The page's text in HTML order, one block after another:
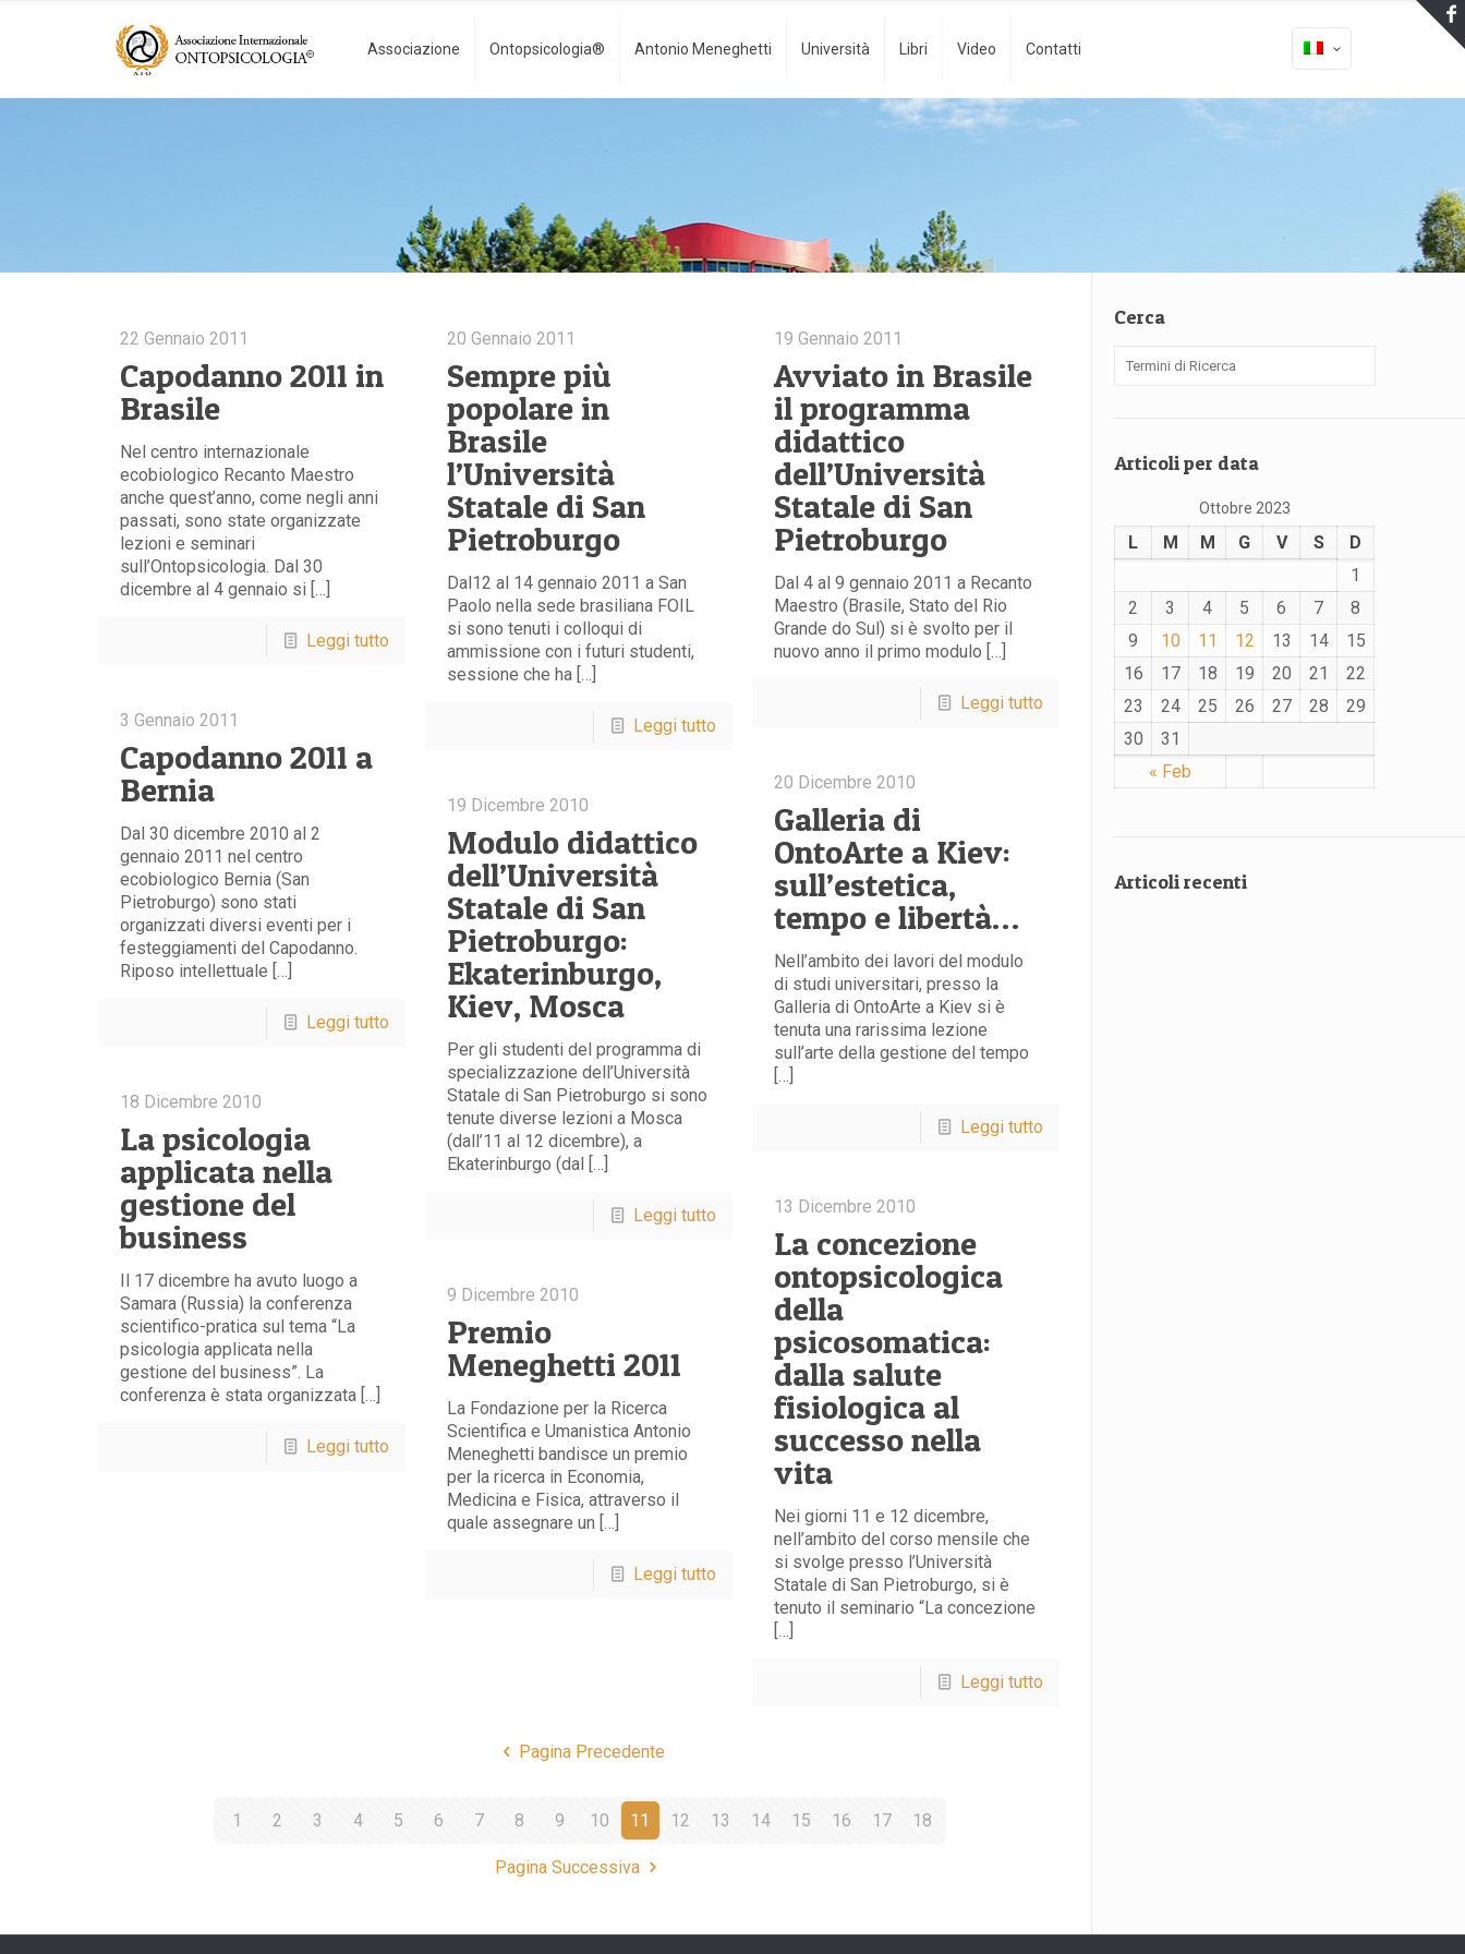
Associazione Ontopsicologia® Antonio Meneghetti Università Libri Video Contatti
22 Gennaio 2011
Capodanno 2011 in
Brasile
Nel centro internazionale
ecobiologico Recanto Maestro
anche quest’anno, come negli anni
passati, sono state organizzate
lezioni e seminari
sull’Ontopsicologia. Dal 30
dicembre al 4 gennaio si […]
Leggi tutto
20 Gennaio 2011
Sempre più
popolare in
Brasile
l’Università
Statale di San
Pietroburgo
Dal12 al 14 gennaio 2011 a San
Paolo nella sede brasiliana FOIL
si sono tenuti i colloqui di
ammissione con i futuri studenti,
sessione che ha […]
Leggi tutto
19 Gennaio 2011
Avviato in Brasile
il programma
didattico
dell’Università
Statale di San
Pietroburgo
Dal 4 al 9 gennaio 2011 a Recanto
Maestro (Brasile, Stato del Rio
Grande do Sul) si è svolto per il
nuovo anno il primo modulo […]
Leggi tutto
3 Gennaio 2011
Capodanno 2011 a
Bernia
Dal 30 dicembre 2010 al 2
gennaio 2011 nel centro
ecobiologico Bernia (San
Pietroburgo) sono stati
organizzati diversi eventi per i
festeggiamenti del Capodanno.
Riposo intellettuale […]
Leggi tutto
20 Dicembre 2010
Galleria di
OntoArte a Kiev:
sull’estetica,
tempo e libertà…
Nell’ambito dei lavori del modulo
di studi universitari, presso la
Galleria di OntoArte a Kiev si è
tenuta una rarissima lezione
sull’arte della gestione del tempo
[…]
Leggi tutto
19 Dicembre 2010
Modulo didattico
dell’Università
Statale di San
Pietroburgo:
Ekaterinburgo,
Kiev, Mosca
Per gli studenti del programma di
specializzazione dell’Università
Statale di San Pietroburgo si sono
tenute diverse lezioni a Mosca
(dall’11 al 12 dicembre), a
Ekaterinburgo (dal […]
Leggi tutto
18 Dicembre 2010
La psicologia
applicata nella
gestione del
business
Il 17 dicembre ha avuto luogo a
Samara (Russia) la conferenza
scientifico-pratica sul tema “La
psicologia applicata nella
gestione del business”. La
conferenza è stata organizzata […]
Leggi tutto
13 Dicembre 2010
La concezione
ontopsicologica
della
psicosomatica:
dalla salute
fisiologica al
successo nella
vita
Nei giorni 11 e 12 dicembre,
nell’ambito del corso mensile che
si svolge presso l’Università
Statale di San Pietroburgo, si è
tenuto il seminario “La concezione
[…]
Leggi tutto
9 Dicembre 2010
Premio
Meneghetti 2011
La Fondazione per la Ricerca
Scientifica e Umanistica Antonio
Meneghetti bandisce un premio
per la ricerca in Economia,
Medicina e Fisica, attraverso il
quale assegnare un […]
Leggi tutto
Pagina Precedente
1 2 3 4 5 6 7 8 9 10 11 12 13 14 15 16 17 18
Pagina Successiva
Cerca
Articoli per data
Ottobre 2023
L M M G V S D
« Feb
1
2
3 4 5 6 7
8
9
10 11 12 13 14
15
16
17 18 19 20 21
22
23
24 25 26 27 28
29
30
31
Articoli recenti